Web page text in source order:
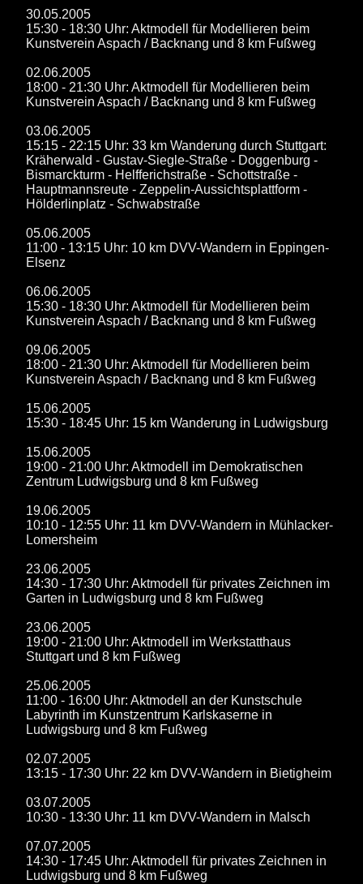
30.05.2005
15:30 - 18:30 Uhr: Aktmodell für Modellieren beim
Kunstverein Aspach / Backnang und 8 km Fußweg
02.06.2005
18:00 - 21:30 Uhr: Aktmodell für Modellieren beim
Kunstverein Aspach / Backnang und 8 km Fußweg
03.06.2005
15:15 - 22:15 Uhr: 33 km Wanderung durch Stuttgart:
Kräherwald - Gustav-Siegle-Straße - Doggenburg -
Bismarckturm - Helfferichstraße - Schottstraße -
Hauptmannsreute - Zeppelin-Aussichtsplattform -
Hölderlinplatz - Schwabstraße
05.06.2005
11:00 - 13:15 Uhr: 10 km DVV-Wandern in Eppingen-
Elsenz
06.06.2005
15:30 - 18:30 Uhr: Aktmodell für Modellieren beim
Kunstverein Aspach / Backnang und 8 km Fußweg
09.06.2005
18:00 - 21:30 Uhr: Aktmodell für Modellieren beim
Kunstverein Aspach / Backnang und 8 km Fußweg
15.06.2005
15:30 - 18:45 Uhr: 15 km Wanderung in Ludwigsburg
15.06.2005
19:00 - 21:00 Uhr: Aktmodell im Demokratischen
Zentrum Ludwigsburg und 8 km Fußweg
19.06.2005
10:10 - 12:55 Uhr: 11 km DVV-Wandern in Mühlacker-
Lomersheim
23.06.2005
14:30 - 17:30 Uhr: Aktmodell für privates Zeichnen im
Garten in Ludwigsburg und 8 km Fußweg
23.06.2005
19:00 - 21:00 Uhr: Aktmodell im Werkstatthaus
Stuttgart und 8 km Fußweg
25.06.2005
11:00 - 16:00 Uhr: Aktmodell an der Kunstschule
Labyrinth im Kunstzentrum Karlskaserne in
Ludwigsburg und 8 km Fußweg
02.07.2005
13:15 - 17:30 Uhr: 22 km DVV-Wandern in Bietigheim
03.07.2005
10:30 - 13:30 Uhr: 11 km DVV-Wandern in Malsch
07.07.2005
14:30 - 17:45 Uhr: Aktmodell für privates Zeichnen in
Ludwigsburg und 8 km Fußweg